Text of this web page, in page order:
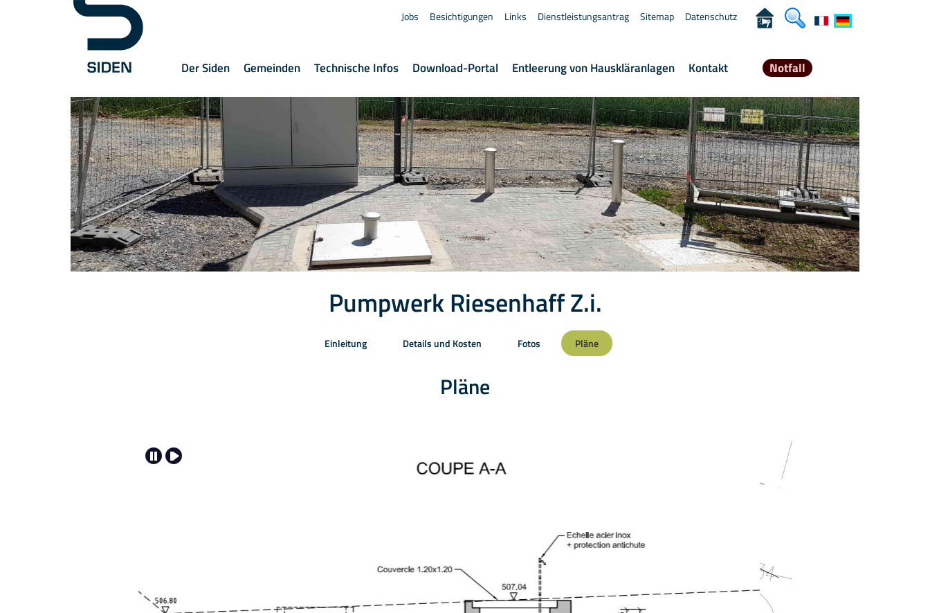
Der Siden Gemeinden Technische Infos Download-Portal Entleerung von Hauskläranlagen Kontakt Notfall
Jobs Besichtigungen Links Dienstleistungsantrag Sitemap Datenschutz
Pumpwerk Riesenhaff Z.i.
Einleitung Details und Kosten Fotos Pläne
Pläne